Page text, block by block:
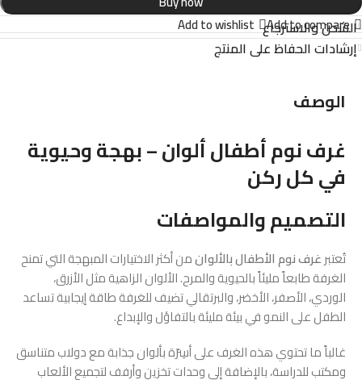
Add to compare
Add to wishlist الشحن والاسترجاع
إرشادات الحفاظ على المنتج
الوصف
غرف نوم أطفال ألوان – بهجة وحيوية
في كل ركن
التصميم والمواصفات
تُعتبرغرف نوم الأطفال بالألوانمن أكثر الاختيارات المبهجة التي تمنح
الغرفة طابعاً مليئاً بالحيوية والمرح. الألوان الزاهية مثل الأزرق،
الوردي، الأصفر، الأخضر، والبرتقالي تضيف للغرفة طاقة إيجابية تساعد
الطفل على النمو في بيئة مليئة بالتفاؤل والإبداع.
غالباً ما تحتوي هذه الغرف على أسِرّة بألوان جذابة مع دولاب متناسق
ومكتب للدراسة، بالإضافة إلى وحدات تخزين وأرفف لتجميع الألعاب